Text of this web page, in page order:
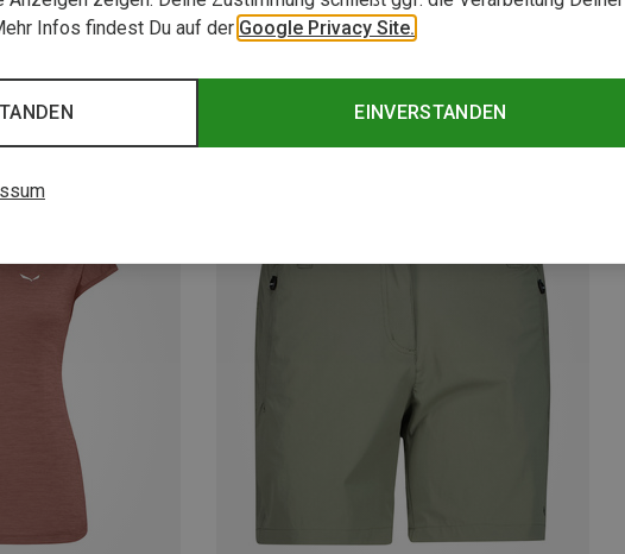
Infos findest Du auf der Google Privacy Site.
EINVERSTANDEN